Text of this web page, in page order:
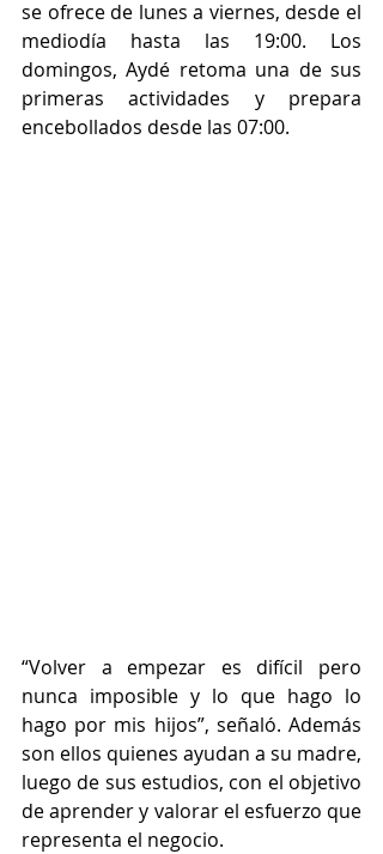
se ofrece de lunes a viernes, desde el
mediodía hasta las 19:00. Los
domingos, Aydé retoma una de sus
primeras actividades y prepara
encebollados desde las 07:00.
“Volver a empezar es difícil pero
nunca imposible y lo que hago lo
hago por mis hijos”, señaló. Además
son ellos quienes ayudan a su madre,
luego de sus estudios, con el objetivo
de aprender y valorar el esfuerzo que
representa el negocio.